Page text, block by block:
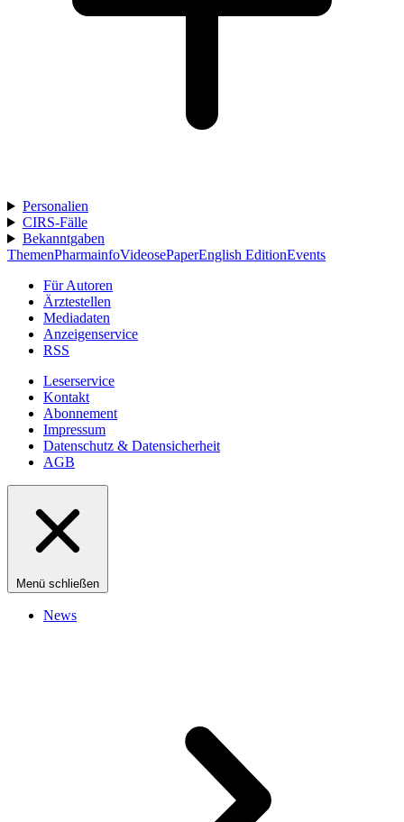
Personalien
CIRS-Fälle
Bekanntgaben
ThemenPharmainfoVideosePaperEnglish EditionEvents
Für Autoren
Ärztestellen
Mediadaten
Anzeigenservice
RSS
Leserservice
Kontakt
Abonnement
Impressum
Datenschutz & Datensicherheit
AGB
Menü schließen
News